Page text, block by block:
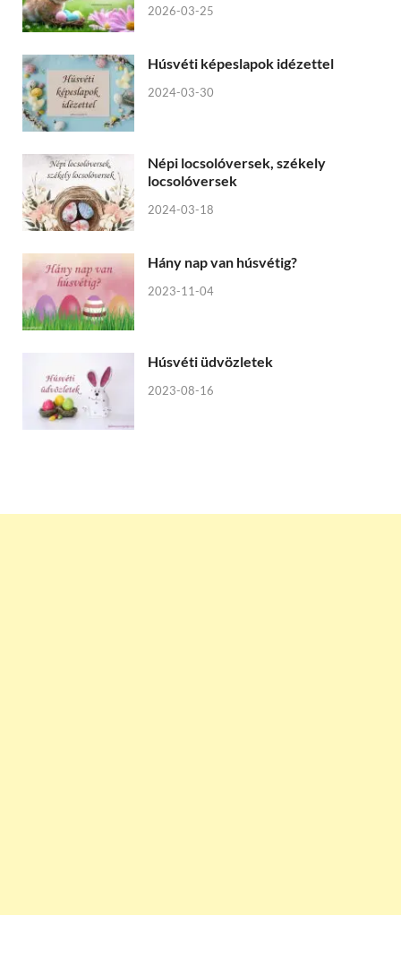
2026-03-25
Húsvéti képeslapok idézettel
2024-03-30
Népi locsolóversek, székely
locsolóversek
2024-03-18
Hány nap van húsvétig?
2023-11-04
Húsvéti üdvözletek
2023-08-16